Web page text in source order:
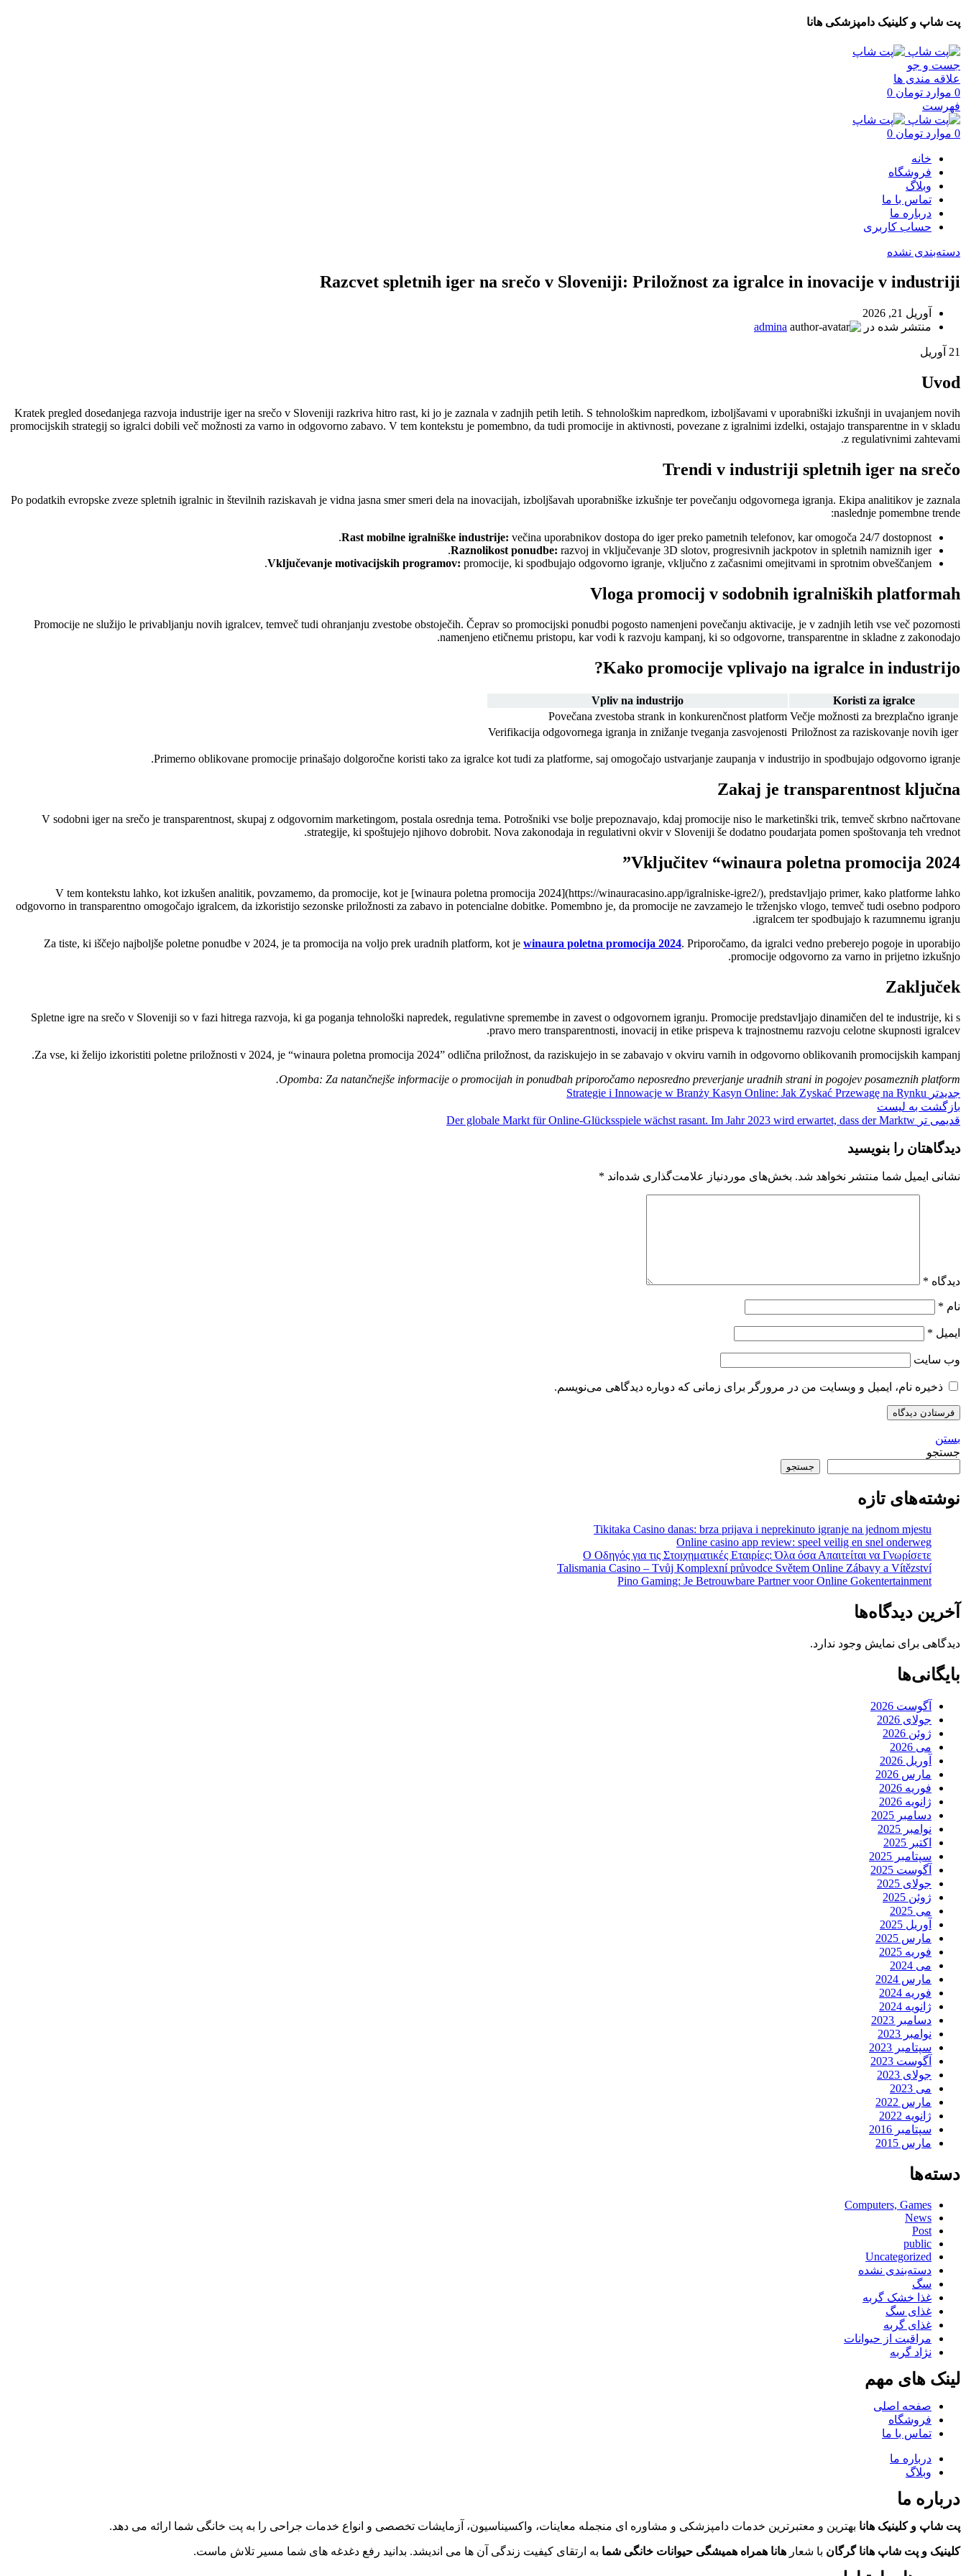
پت شاپ و کلینیک دامپزشکی هانا
جست و جو
علاقه مندی ها
0 موارد تومان
فهرست
0 موارد تومان
خانه
فروشگاه
وبلاگ
تماس با ما
درباره ما
حساب کاربری
دسته‌بندی نشده
Razcvet spletnih iger na srečo v Sloveniji: Priložnost za igralce in inovacije v industriji
آوریل 21, 2026
منتشر شده در
admina
21 آوریل
Uvod
Kratek pregled dosedanjega razvoja industrije iger na srečo v Sloveniji razkriva hitro rast, ki jo je zaznala v zadnjih petih letih. S tehnološkim napredkom, izboljšavami v uporabniški izkušnji in uvajanjem novih
promocijskih strategij so igralci dobili več možnosti za varno in odgovorno zabavo. V tem kontekstu je pomembno, da tudi promocije in aktivnosti, povezane z igralnimi izdelki, ostajajo transparentne in v skladu
z regulativnimi zahtevami.
Trendi v industriji spletnih iger na srečo
Po podatkih evropske zveze spletnih igralnic in številnih raziskavah je vidna jasna smer smeri dela na inovacijah, izboljšavah uporabniške izkušnje ter povečanju odgovornega igranja. Ekipa analitikov je zaznala
naslednje pomembne trende:
Rast mobilne igralniške industrije: večina uporabnikov dostopa do iger preko pametnih telefonov, kar omogoča 24/7 dostopnost.
Raznolikost ponudbe: razvoj in vključevanje 3D slotov, progresivnih jackpotov in spletnih namiznih iger.
Vključevanje motivacijskih programov: promocije, ki spodbujajo odgovorno igranje, vključno z začasnimi omejitvami in sprotnim obveščanjem.
Vloga promocij v sodobnih igralniških platformah
Promocije ne služijo le privabljanju novih igralcev, temveč tudi ohranjanju zvestobe obstoječih. Čeprav so promocijski ponudbi pogosto namenjeni povečanju aktivacije, je v zadnjih letih vse več pozornosti
namenjeno etičnemu pristopu, kar vodi k razvoju kampanj, ki so odgovorne, transparentne in skladne z zakonodajo.
Kako promocije vplivajo na igralce in industrijo?
Koristi za igralce
Vpliv na industrijo
Večje možnosti za brezplačno igranje
Povečana zvestoba strank in konkurenčnost platform
Priložnost za raziskovanje novih iger
Verifikacija odgovornega igranja in znižanje tveganja zasvojenosti
Primerno oblikovane promocije prinašajo dolgoročne koristi tako za igralce kot tudi za platforme, saj omogočajo ustvarjanje zaupanja v industrijo in spodbujajo odgovorno igranje.
Zakaj je transparentnost ključna
V sodobni iger na srečo je transparentnost, skupaj z odgovornim marketingom, postala osrednja tema. Potrošniki vse bolje prepoznavajo, kdaj promocije niso le marketinški trik, temveč skrbno načrtovane
strategije, ki spoštujejo njihovo dobrobit. Nova zakonodaja in regulativni okvir v Sloveniji še dodatno poudarjata pomen spoštovanja teh vrednot.
Vključitev “winaura poletna promocija 2024”
V tem kontekstu lahko, kot izkušen analitik, povzamemo, da promocije, kot je [winaura poletna promocija 2024](https://winauracasino.app/igralniske-igre2/), predstavljajo primer, kako platforme lahko
odgovorno in transparentno omogočajo igralcem, da izkoristijo sezonske priložnosti za zabavo in potencialne dobitke. Pomembno je, da promocije ne zavzamejo le trženjsko vlogo, temveč tudi osebno podporo
igralcem ter spodbujajo k razumnemu igranju.
Za tiste, ki iščejo najboljše poletne ponudbe v 2024, je ta promocija na voljo prek uradnih platform, kot je winaura poletna promocija 2024. Priporočamo, da igralci vedno preberejo pogoje in uporabijo
promocije odgovorno za varno in prijetno izkušnjo.
Zaključek
Spletne igre na srečo v Sloveniji so v fazi hitrega razvoja, ki ga poganja tehnološki napredek, regulativne spremembe in zavest o odgovornem igranju. Promocije predstavljajo dinamičen del te industrije, ki s
pravo mero transparentnosti, inovacij in etike prispeva k trajnostnemu razvoju celotne skupnosti igralcev.
Za vse, ki želijo izkoristiti poletne priložnosti v 2024, je “winaura poletna promocija 2024” odlična priložnost, da raziskujejo in se zabavajo v okviru varnih in odgovorno oblikovanih promocijskih kampanj.
Opomba: Za natančnejše informacije o promocijah in ponudbah priporočamo neposredno preverjanje uradnih strani in pogojev posameznih platform.
جدیدتر Strategie i Innowacje w Branży Kasyn Online: Jak Zyskać Przewagę na Rynku
بازگشت به لیست
قدیمی تر Der globale Markt für Online-Glücksspiele wächst rasant. Im Jahr 2023 wird erwartet, dass der Marktw
دیدگاهتان را بنویسید
نشانی ایمیل شما منتشر نخواهد شد. بخش‌های موردنیاز علامت‌گذاری شده‌اند *
دیدگاه *
نام *
ایمیل *
وب‌ سایت
ذخیره نام، ایمیل و وبسایت من در مرورگر برای زمانی که دوباره دیدگاهی می‌نویسم.
بستن
جستجو
جستجو
نوشته‌های تازه
Tikitaka Casino danas: brza prijava i neprekinuto igranje na jednom mjestu
Online casino app review: speel veilig en snel onderweg
Ο Οδηγός για τις Στοιχηματικές Εταιρίες: Όλα όσα Απαιτείται να Γνωρίσετε
Talismania Casino – Tvůj Komplexní průvodce Světem Online Zábavy a Vítězství
Pino Gaming: Je Betrouwbare Partner voor Online Gokentertainment
آخرین دیدگاه‌ها
دیدگاهی برای نمایش وجود ندارد.
بایگانی‌ها
آگوست 2026
جولای 2026
ژوئن 2026
می 2026
آوریل 2026
مارس 2026
فوریه 2026
ژانویه 2026
دسامبر 2025
نوامبر 2025
اکتبر 2025
سپتامبر 2025
آگوست 2025
جولای 2025
ژوئن 2025
می 2025
آوریل 2025
مارس 2025
فوریه 2025
می 2024
مارس 2024
فوریه 2024
ژانویه 2024
دسامبر 2023
نوامبر 2023
سپتامبر 2023
آگوست 2023
جولای 2023
می 2023
مارس 2022
ژانویه 2022
سپتامبر 2016
مارس 2015
دسته‌ها
Computers, Games
News
Post
public
Uncategorized
دسته‌بندی نشده
سگ
غذا خشک گربه
غذای سگ
غذای گربه
مراقبت از حیوانات
نژاد گربه
لینک های مهم
صفحه اصلی
فروشگاه
تماس با ما
درباره ما
وبلاگ
درباره ما
پت شاپ و کلینیک هانا بهترین و معتبرترین خدمات دامپزشکی و مشاوره ای منجمله معاینات، واکسیناسیون، آزمایشات تخصصی و انواع خدمات جراحی را به پت خانگی شما ارائه می دهد.
کلینیک و پت شاپ هانا گرگان با شعار هانا همراه همیشگی حیوانات خانگی شما به ارتقای کیفیت زندگی آن ها می اندیشد. بدانید رفع دغدغه های شما مسیر تلاش ماست.